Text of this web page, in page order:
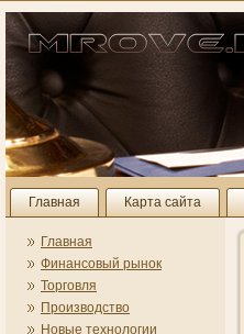
Главная Карта сайта
Главная
Финансовый рынок
Торговля
Производство
Новые технологии